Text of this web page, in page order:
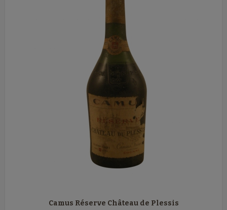
Camus Réserve Château de Plessis